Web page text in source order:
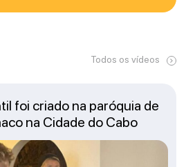
Todos os vídeos
foi criado na paróquia de
na Cidade do Cabo